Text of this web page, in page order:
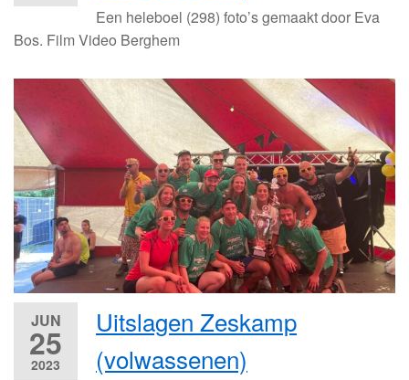
Een heleboel (298) foto’s gemaakt door Eva
Bos. Film Video Berghem
JUN
25
2023
Uitslagen Zeskamp
(volwassenen)